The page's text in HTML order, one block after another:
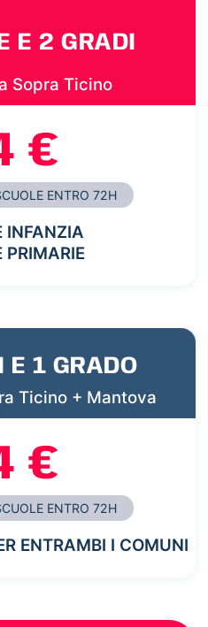
E 2 GRADI
Sopra Ticino
€
ENTRO 72H
INFANZIA
PRIMARIE
1 GRADO
Ticino + Mantova
€
ENTRO 72H
ENTRAMBI I COMUNI